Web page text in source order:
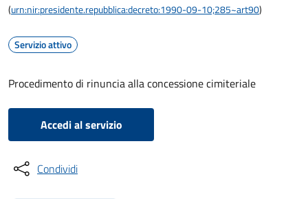
(urn:nir:presidente.repubblica:decreto:1990-09-10;285~art90)
Servizio attivo
Procedimento di rinuncia alla concessione cimiteriale
Accedi al servizio
Condividi